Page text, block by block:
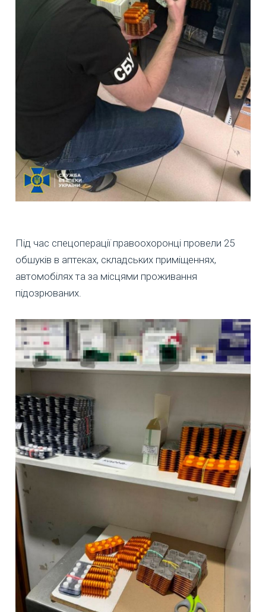
Під час спецоперації правоохоронці провели 25
обшуків в аптеках, складських приміщеннях,
автомобілях та за місцями проживання
підозрюваних.